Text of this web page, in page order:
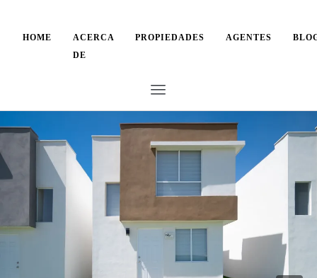
HOME
ACERCA
DE
PROPIEDADES AGENTES